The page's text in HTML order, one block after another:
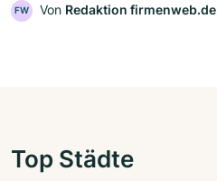
FW Von Redaktion firmenweb.de
Top Städte